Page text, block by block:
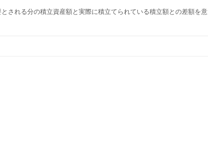
される分の積立資産額と実際に積立てられている積立額との差額を意